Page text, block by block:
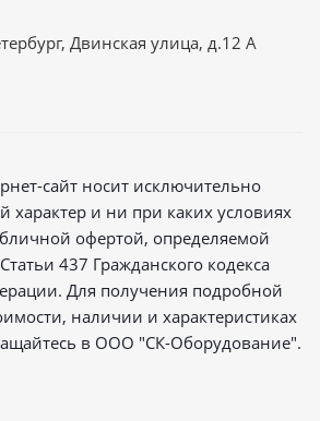
Двинская улица, д.12 А
сайт носит исключительно
и ни при каких условиях
офертой, определяемой
437 Гражданского кодекса
Для получения подробной
наличии и характеристиках
в ООО "СК-Оборудование".